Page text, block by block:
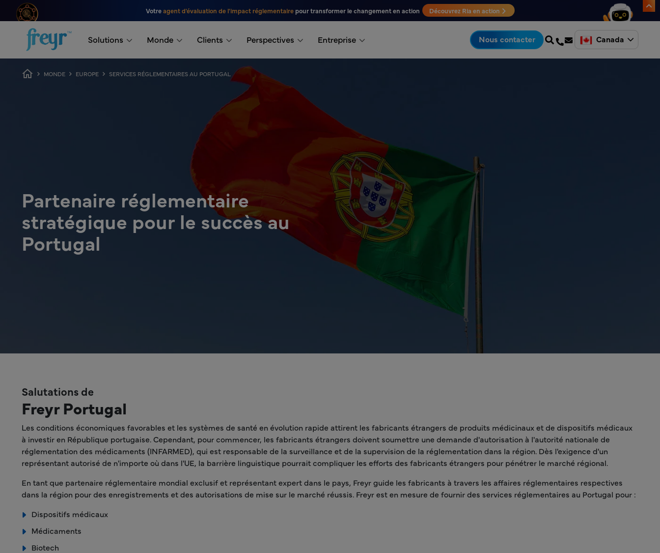
Passer au contenu principal Votreagent d'évaluation de l'impact réglementairepour transformer le changement en action Découvrez Ria en action
Solutions Monde Clients Perspectives Entreprise Nous contacter Canada
Fil d'Ariane
MONDE EUROPE SERVICES RÉGLEMENTAIRES AU PORTUGAL
Partenaire réglementaire
stratégique pour le succès au
Portugal
Salutations de
Freyr Portugal
Les conditions économiques favorables et les systèmes de santé en évolution rapide attirent les fabricants étrangers de produits médicinaux et de dispositifs médicaux
à investir en République portugaise. Cependant, pour commencer, les fabricants étrangers doivent soumettre une demande d'autorisation à l'autorité nationale de
réglementation des médicaments (INFARMED), qui est responsable de la surveillance et de la supervision de la réglementation dans la région. Dès l'exigence d'un
représentant autorisé de n'importe où dans l'UE, la barrière linguistique pourrait compliquer les efforts des fabricants étrangers pour pénétrer le marché régional.
En tant que partenaire réglementaire mondial exclusif et représentant expert dans le pays, Freyr guide les fabricants à travers les affaires réglementaires respectives
dans la région pour des enregistrements et des autorisations de mise sur le marché réussis. Freyr est en mesure de fournir des services réglementaires au Portugal pour :
Dispositifs médicaux
Médicaments
Biotech